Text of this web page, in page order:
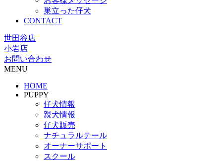
巣立った仔犬
CONTACT
世田谷店
小岩店
お問い合わせ
MENU
HOME
PUPPY
仔犬情報
親犬情報
仔犬販売
ナチュラルテール
オーナーサポート
スクール